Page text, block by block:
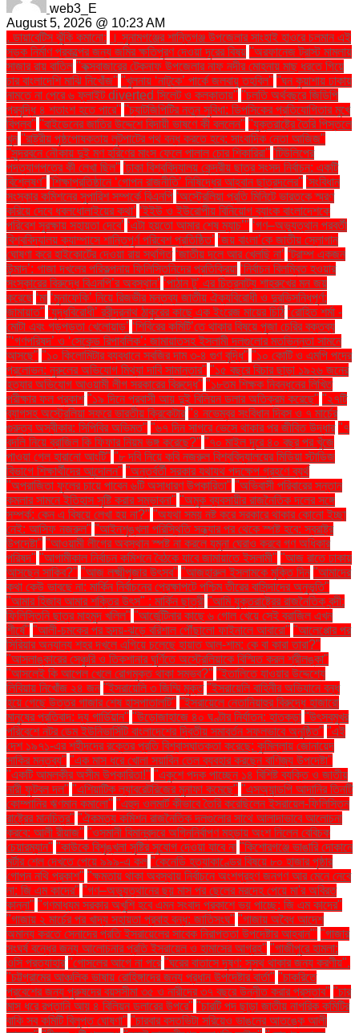
web3_E
August 5, 2026 @ 10:23 AM
. ডায়াবেটিস ঝুঁকি কমানো:
। সুনামগঞ্জের শান্তিগঞ্জ উপজেলার সাংহাই হাওরে চলমান এই
সড়ক নির্মাণ প্রকল্পের জন্য জমির ক্ষতিপূরণ দেওয়া দূরের বিষয় ''অরফানেজ ট্রাস্ট মামলায়
সাজার রায় বাতিল ''কক্সবাজারের টেকনাফ উপজেলার নাফ নদীর মোহনায় মাছ ধরতে গিয়ে
চার বাংলাদেশি মাঝি নিখোঁজ'' ''খুলনায় ‘নাটুকে’ পার্কে জলবায়ু তহবিল'' ''ঘন কুয়াশায় ঢাকায়
নামতে না পেরে ৬ ফ্লাইট diverted সিলেট ও কলকাতায়'' ''চলতি অর্থবছরে জিডিপি
প্রবৃদ্ধি ৪ শতাংশ হতে পারে'' ''চ্যাটজিপিটির নতুন সুবিধা: ডিপসিকের প্রতিযোগিতার মুখে
বিপ্লব'' ''বাইডেনের জাতির উদ্দেশে বিদায়ী ভাষণে কী বললেন'' ''যুক্তরাষ্ট্রে তৈরি পিস্তলে
খুন ''রাষ্ট্রীয় পৃষ্ঠপোষকতায় লুটপাটের পথ বন্ধ করতে হবে: সাংবাদিক নেতা আজিজ"
''সুন্দরবনে নৌকায় দুই মণ হরিণের মাংস ফেলে পালাল চোর শিকারিরা'' 'টিউলিপের
পদত্যাগপত্রে কী লেখা ছিল'' 'ঢাকা বিশ্ববিদ্যালয় কেন্দ্রীয় ছাত্র সংসদ নির্বাচন: একটি
বিশ্লেষণ'' 'শিক্ষাপ্রতিষ্ঠানে ‘গোপন রাজনীতি’ নিষিদ্ধের আহ্বান ছাত্রদলের'' 'সংবিধান
সংস্কার কমিশনের সুপারিশ সম্পর্কে বিএনপি ‘অস্ট্রেলিয়া প্রতি মিনিটে ভারতকে স্মরণ
করিয়ে দেবে ধবলধোলাইয়ের কথা’ ‘ইইউ ও ইউরোপীয় বিনিয়োগ ব্যাংক বাংলাদেশকে
পরিবেশ সুরক্ষায় সহায়তা দেবে’ ‘এটা হয়তো আমার শেষ ম্যাচ’" ‘গণ–অভ্যুত্থান পরবর্তী
বিশ্ববিদ্যালয় ক্যাম্পাসে শান্তিপূর্ণ পরিবেশ প্রতিষ্ঠিত’ ‘জয় বাংলা’কে জাতীয় স্লোগান
ঘোষণা করে হাইকোর্টের দেওয়া রায় স্থগিত ‘জাতীয় দলে আর খেলছি না’ ‘ট্রাম্প একজন
উন্মাদ’: গাজা দখলের পরিকল্পনায় ফিলিস্তিনিদের প্রতিক্রিয়া ‘নির্বাচন বিলম্বিত হওয়ার
সংস্কারের বিরুদ্ধে বিএনপি’র অবস্থান’ ‘পাঠান টু’ এর চিত্রনাট্য শাহরুখের মন জয়
করেছে ‘মা ‘মুনাফেকি’ নিয়ে রিজভীর মন্তব্য জাতীয় ঐক্যবিরোধী ও দুরভিসন্ধিপূর্ণ:
জামায়াত" ‘যুদ্ধবিরোধী’ রবীন্দ্রনাথ ঠাকুরের কাছে এক ইংরেজ মায়ের চিঠি ‘রোহিত শর্মা -
মোটা এবং গড়পড়তা খেলোয়াড়’ ‘শিবিরের কমিটি’তে থাকার বিষয়ে পূজা চেরির বক্তব্য
"‘গণপরিষদ’ ও ‘সেকেন্ড রিপাবলিক’: জামায়াতসহ ইসলামী দলগুলোর মতভিন্নতা সামনে
আসছে" "১০ কিলোমিটার ব্যবধানে সবজির দাম ৩-৪ গুণ বৃদ্ধি" "১০ কোটি ও এমপি পদের
প্রলোভন: নুরুলের অভিযোগ মিথ্যা দাবি সামান্তার" "১৫ বছরে বিচার ছাড়া ১৯২৬ জনের
হত্যার অভিযোগ আওয়ামী লীগ সরকারের বিরুদ্ধে" "১৮তম শিক্ষক নিবন্ধনের লিখিত
পরীক্ষার ফল প্রকাশ "১৯ দিনে প্রবাসী আয় দুই বিলিয়ন ডলার অতিক্রম করেছে" "২৭টি
ব্যাগসহ অস্ট্রেলিয়া সফরে ভারতীয় ক্রিকেটার "৪ নভেম্বর সংবিধান দিবস ও ৭ মার্চের
গুরুত্ব অস্বীকার: সিপিবির অভিমত" "৬৭ দিন সাগরে ভেসে থাকার পর জীবিত উদ্ধার "৭
বদলি নিয়ে ব্রাজিল কি ফিফার নিয়ম ভঙ্গ করেছে?" "৭০ মাইল দূরে ৪০ বছর পর খুঁজে
পাওয়া গেল হারানো আংটি" "৮ দবি নিয়ে কবি নজরুল বিশ্ববিদ্যালয়ের মিডিয়া স্টাডিজ
বিভাগে শিক্ষার্থীদের আন্দোলন" "অন্তর্বর্তী সরকার যথাযথ পদক্ষেপ গ্রহণে ব্যর্থ
"অপরাজিতা ফুলের চায়ে পাবেন ৬টি অসাধারণ উপকারিতা" "অভিবাসী পরিবারের সন্তান
কমলার সামনে ইতিহাস সৃষ্টি করার সম্ভাবনা" "অমুক ব্যবসায়ীর রাজনৈতিক দলের সঙ্গে
সম্পর্ক: কেন এ বিষয়ে লেখা হয় না?" "অযথা সময় নষ্ট করে সরকারে থাকার কোনো ইচ্ছা
নেই: আসিফ নজরুল" "আইনশৃঙ্খলা পরিস্থিতি সন্ধ্যার পর থেকে স্পষ্ট হবে: স্বরাষ্ট্র
উপদেষ্টা" "আওয়ামী লীগের অবস্থান স্পষ্ট না করলে যমুনা ঘেরাও করবে গণ অধিকার
পরিষদ" "আগামীকাল নির্বাচন কমিশনে বৈঠকে যাবে জামায়াতে ইসলামী" "আজ রাতে ঢাকায়
আসছেন সাকিব?" "আজ লক্ষ্মীপূজার উৎসব" "আজহারুল ইসলামকে মুক্তি দিন "আমাদের
কথা কেউ ভাবছে না: মার্কিন নির্বাচনের প্রেক্ষাপটে পশ্চিম তীরের বাসিন্দাদের অনুভূতি"
"আমার হিজাব আমার শক্তির উৎস" : মার্কিন ছাত্রী "আমি যুক্তরাষ্ট্রের রাজনৈতিক বন্দী:
ফিলিস্তিনি ছাত্র মাহমুদ খলিল" "আর্জেন্টিনার কাছে ৬ গোল খেয়ে সেই ব্রাজিল এখন
শীর্ষে" "আলী-চমকের পর হৃদয়-ঝড়ে বরিশাল পৌঁছালো ফাইনালে আবারো" "আলেপ্পোর পর
সিরিয়ার অন্যান্য শহর দখলে এগিয়ে চলেছে হায়াত আল-শাম: কে বা কারা তারা?"
"আসলাঙ্কারের সেঞ্চুরি ও তিকশানার ঘূর্ণিতে অস্ট্রেলিয়াকে বিস্মিত করল শ্রীলঙ্কা"
"আসলেই কি আপেল খেলে রোগমুক্ত থাকা সম্ভব?" "ইতালিতে যাওয়ার উদ্দেশ্যে
লিবিয়ায় নিখোঁজ ২৪ জন "ইসরায়েলি ৩ জিম্মি মুক্ত "ইসরায়েলি বাহিনীর অভিযানে বন্ধ
হয়ে গেছে উত্তর গাজার শেষ হাসপাতালটি" "ইসরায়েলে নেতানিয়াহুর বিরুদ্ধে হাজারো
মানুষের প্রতিবাদ: দ্য গার্ডিয়ান" "উড়োজাহাজে ৪০ ঘণ্টার নির্যাতন: হাতকড়া "উৎসবমুখর
পরিবেশে নটর ডেম ইউনিভার্সিটি বাংলাদেশের দ্বিতীয় সমাবর্তন সফলভাবে অনুষ্ঠিত" "এই
দেশ ১৯৭১-এর শহীদদের রক্তের প্রতি বিশ্বাসঘাতকতা করেছে: কুমিল্লায় জোনায়েদ
সাকির মন্তব্য" "এক মাস ধরে খোলা সয়াবিন তেল ব্যবহার করছেন বাণিজ্য উপদেষ্টা"
"একটি আমলকীর অসীম উপকারিতা!" "একুশে পদক পাচ্ছেন ১৪ বিশিষ্ট ব্যক্তি ও জাতীয়
নারী ফুটবল দল" "এশিয়াটিক ল্যাবরেটরিজের মুনাফা কমেছে" "এসঅ্যান্ডপি আদানির তিনটি
কোম্পানির ঋণমান কমালো" "এহুদ ওলমার্ট কীভাবে তৈরি করেছিলেন ইসরায়েল-ফিলিস্তিন
রাষ্ট্রের মানচিত্র" "ঐকমত্য কমিশন রাজনৈতিক দলগুলোর সাথে আলাদাভাবে আলোচনা
করবে: আলী রীয়াজ" "ওসমানী বিমানবন্দরে অগ্নিনির্বাপণ মহড়ায় অংশ নিলেন বেবিচক
চেয়ারম্যান" "কাউকে বিশৃঙ্খলা সৃষ্টির সুযোগ দেওয়া যাবে না "কিশোরগঞ্জে ভাঙারি দোকানে
মর্টার শেল দেখতে পেয়ে ৯৯৯-এ কল "কেনেডি হত্যাকাণ্ডের বিষয়ে ৮০ হাজার পৃষ্ঠার
গোপন নথি প্রকাশ" "ক্ষমতায় থাকা অবস্থায় নির্বাচনে অংশগ্রহণ জনগণ আর মেনে নেবে
না: জি এম কাদের" "গণ–অভ্যুত্থানের ছয় মাস পর ছেলের মরদেহ পেয়ে মা'র অবিরত
কান্না" "গণমাধ্যম সরকার অখুশি হবে এমন সংবাদ প্রকাশে ভয় পাচ্ছে: জি এম কাদের"
"গাজায় ২ মার্চের পর খাদ্য সহায়তা প্রবাহ বন্ধ: জাতিসংঘ" "গাজায় অবৈধ আদেশ
অমান্য করতে সেনাদের প্রতি ইসরায়েলের সাবেক নিরাপত্তা উপদেষ্টার আহ্বান"' "গাজার
সংঘর্ষ বন্ধের জন্য আলোচনার প্রতি ইসরায়েল ও হামাসের আগ্রহ" "গাজীপুরে হামলা:
ওসি প্রত্যাহার "গোসলের আগে না পরে "ঘরের বাতাসে দূষণ: সুস্থ থাকার জন্য করণীয়".
"চট্টগ্রামের আঞ্চলিক ভাষায় রোহিঙ্গাদের জন্য প্রধান উপদেষ্টার বার্তা" "চাকরিতে
প্রবেশের জন্য পুরুষদের বয়সসীমা ৩৫ ও নারীদের ৩৭ বছরে উন্নীত করার প্রস্তাব" "চার
মাস ধরে রপ্তানি আয় ৪ বিলিয়ন ডলারের উপরে" "চারটি পদ ছাড়া জাতীয় নাগরিক কমিটির
বাকি সব কমিটি বিলুপ্ত ঘোষণা" "চারবার বসতভিটা সরিয়েও ভাঙনের আতঙ্কে আলী